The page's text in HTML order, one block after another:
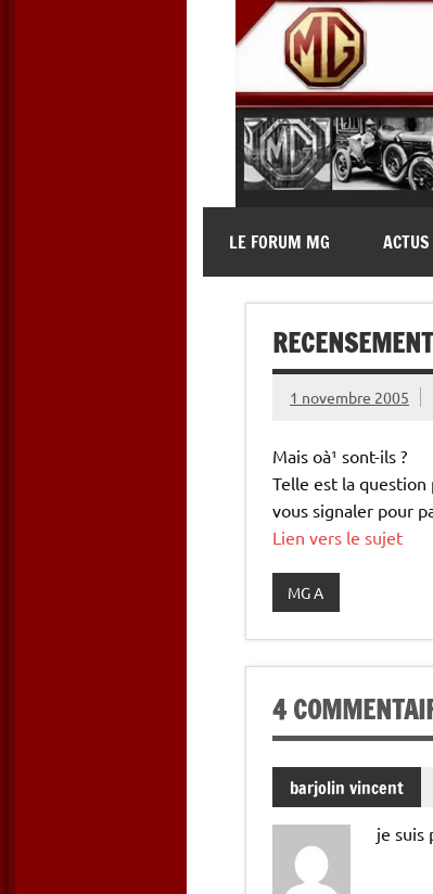
MG Contact
LE FORUM MG ACTUS
1 novembre 2005
Mais oà¹ sont-ils ?
Telle est la question
vous signaler pour
Lien vers le sujet
MG A
4
barjolin vincent
je suis